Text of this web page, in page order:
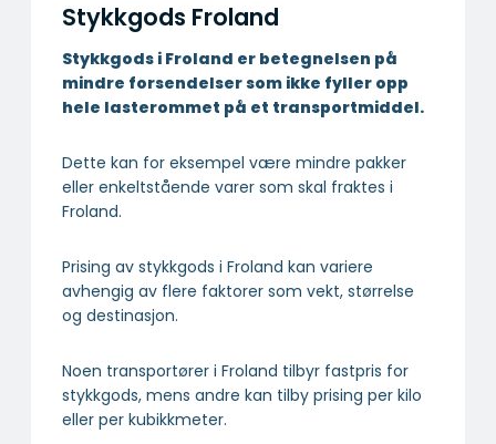
Stykkgods Froland
Stykkgods i Froland er betegnelsen på
mindre forsendelser som ikke fyller opp
hele lasterommet på et transportmiddel.
Dette kan for eksempel være mindre pakker
eller enkeltstående varer som skal fraktes i
Froland.
Prising av stykkgods i Froland kan variere
avhengig av flere faktorer som vekt, størrelse
og destinasjon.
Noen transportører i Froland tilbyr fastpris for
stykkgods, mens andre kan tilby prising per kilo
eller per kubikkmeter.